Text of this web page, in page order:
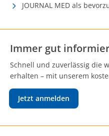
JOURNAL MED als
Immer gut
Schnell und zuverlässig die
erhalten – mit unserem
Jetzt anmelden